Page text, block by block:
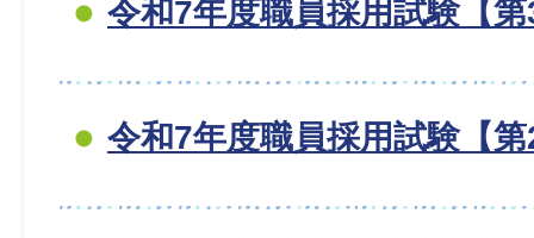
令和7年度職員採用試験【
令和7年度職員採用試験【